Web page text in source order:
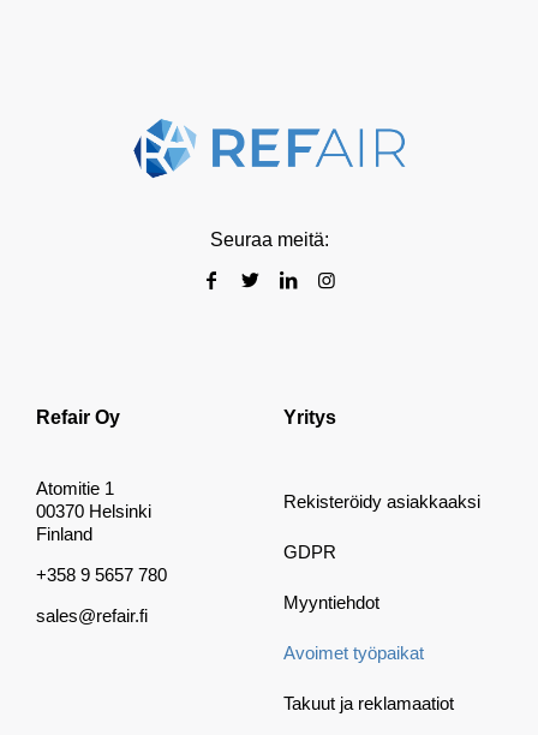
Seuraa meitä:
Refair Oy
Atomitie 1
00370 Helsinki
Finland
+358 9 5657 780
sales@refair.fi
Yritys
Rekisteröidy asiakkaaksi
GDPR
Myyntiehdot
Avoimet työpaikat
Takuut ja reklamaatiot